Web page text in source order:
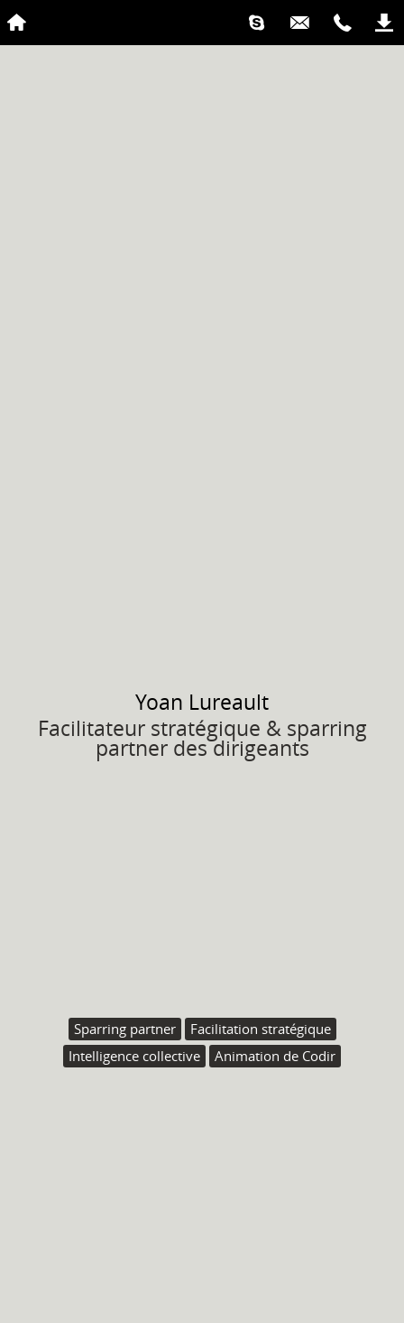
Yoan Lureault
Facilitateur stratégique & sparring
partner des dirigeants
Sparring partner
Facilitation stratégique
Intelligence collective
Animation de Codir